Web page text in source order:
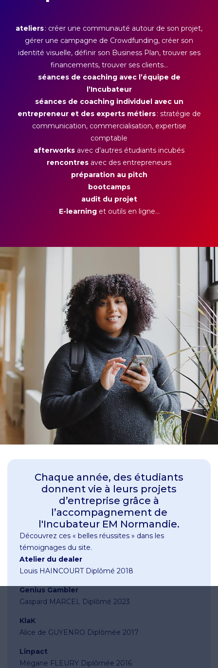
ateliers: créer une communauté autour de son projet,
gérer une campagne de Crowdfunding, créer son
identité visuelle, définir son Business Plan, trouver ses
financements, trouver ses clients...
séances de coaching avec l’équipe de
l’Incubateur
séances de coaching individuel avec un
entrepreneur et des experts métiers: stratégie de
communication, commercialisation, expertise
comptable
afterworks avec d’autres étudiants incubés
rencontres avec des entrepreneurs
préparation au pitch
bootcamps
audit du projet
E-learninget outils en ligne…
Chaque année, des étudiants
donnent vie à leurs projets
d’entreprise grâce à
l’accompagnement de
l'Incubateur EM Normandie.
Découvrez ces « belles réussites » dans les
témoignages du site.
Atelier du dealer
Louis HAINCOURT Diplômé 2018
Genius Gambler
Gaspard MARCEL Diplômé 2023
KlaK
Alice de GUYENRO Diplômée 2017
Linpact
Mégane FLEURY Diplômée 2016